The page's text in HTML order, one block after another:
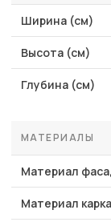
Ширина (см)
Высота (см)
Глубина (см)
МАТЕРИАЛЫ
Материал
Материал